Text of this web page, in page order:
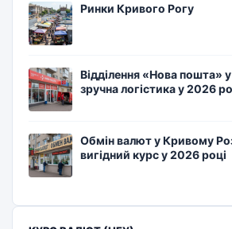
Ринки Кривого Рогу
Відділення «Нова пошта»
зручна логістика у 2026
Обмін валют у Кривому
вигідний курс у 2026 році